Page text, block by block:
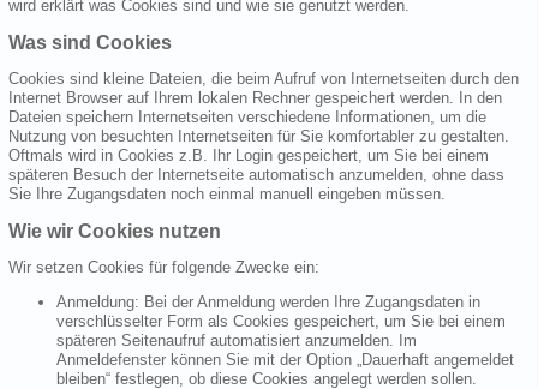
wird erklärt was Cookies sind und wie sie genutzt werden.
Was sind Cookies
Cookies sind kleine Dateien, die beim Aufruf von Internetseiten durch den
Internet Browser auf Ihrem lokalen Rechner gespeichert werden. In den
Dateien speichern Internetseiten verschiedene Informationen, um die
Nutzung von besuchten Internetseiten für Sie komfortabler zu gestalten.
Oftmals wird in Cookies z.B. Ihr Login gespeichert, um Sie bei einem
späteren Besuch der Internetseite automatisch anzumelden, ohne dass
Sie Ihre Zugangsdaten noch einmal manuell eingeben müssen.
Wie wir Cookies nutzen
Wir setzen Cookies für folgende Zwecke ein:
Anmeldung: Bei der Anmeldung werden Ihre Zugangsdaten in
verschlüsselter Form als Cookies gespeichert, um Sie bei einem
späteren Seitenaufruf automatisiert anzumelden. Im
Anmeldefenster können Sie mit der Option „Dauerhaft angemeldet
bleiben“ festlegen, ob diese Cookies angelegt werden sollen.